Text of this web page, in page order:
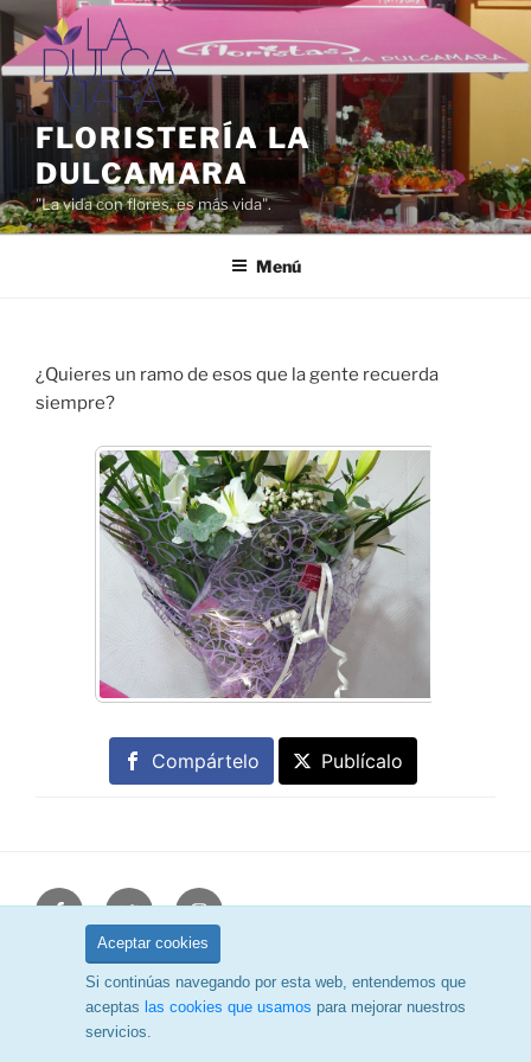
Saltar
contenido
FLORISTERÍA LA
DULCAMARA
"La vida con flores, es más vida".
Menú
¿Quieres un ramo de esos que la gente recuerda
siempre?
Compártelo Publícalo
facebookTwitter Instagram
Política de privacidad Funciona gracias a WordPress
Aceptar cookies
Si continúas navegando por esta web, entendemos que
aceptas las cookies que usamos para mejorar nuestros
servicios.